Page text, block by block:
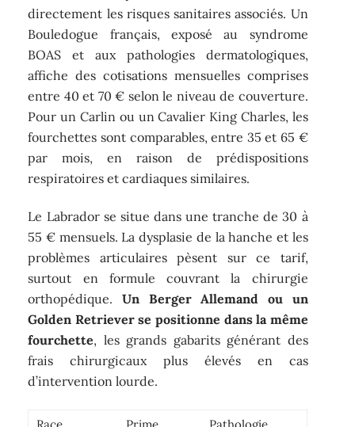
directement les risques sanitaires associés. Un
Bouledogue français, exposé au syndrome
BOAS et aux pathologies dermatologiques,
affiche des cotisations mensuelles comprises
entre 40 et 70 € selon le niveau de couverture.
Pour un Carlin ou un Cavalier King Charles, les
fourchettes sont comparables, entre 35 et 65 €
par mois, en raison de prédispositions
respiratoires et cardiaques similaires.
Le Labrador se situe dans une tranche de 30 à
55 € mensuels. La dysplasie de la hanche et les
problèmes articulaires pèsent sur ce tarif,
surtout en formule couvrant la chirurgie
orthopédique.Un Berger Allemand ou un
Golden Retriever se positionne dans la même
fourchette, les grands gabarits générant des
frais chirurgicaux plus élevés en cas
d’intervention lourde.
Race
Prime
Pathologie